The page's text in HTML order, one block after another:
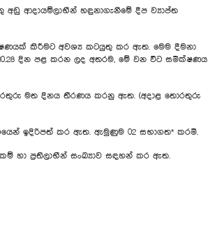
ආදායම්ලාභීන් හඳුනාගැනීමේ දීප ව්‍යාප්ත
කිරීමට අවශ්‍ය කටයුතු කර ඇත. මෙම දීමනා
දින පළ කරන ලද අතරම, මේ වන විට සමීක්ෂණය
මත දිනය තීරණය කරනු ඇත. (අදාළ තොරතුරු
වශයෙන් ඉදිරිපත් කර ඇත. ඇමුණුම 02 සභාගත* කරමි.
හා ප්‍රතිලාභීන් සංඛ්‍යාව සඳහන් කර ඇත.